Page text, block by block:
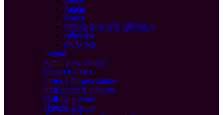
Adulto
Senior
PRESCRIPCIÓN MÉDICA
Húmedos
SNACKS
Arenas
Baños y Accesorios
Camas y Casas
Platos y Dispensadores
Rascadores y Juguetes
Collares y Arnés
Higiene y Salud